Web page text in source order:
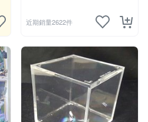
近期銷量2622件